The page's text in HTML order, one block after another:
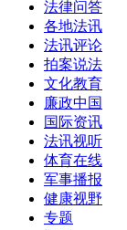
法律问答
各地法讯
法讯评论
拍案说法
文化教育
廉政中国
国际资讯
法讯视听
体育在线
军事播报
健康视野
专题